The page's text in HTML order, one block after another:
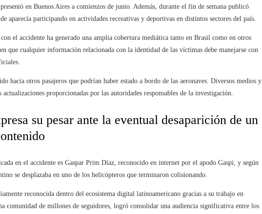
en Buenos Aires a comienzos de junio. Además, durante el fin de semana publicó
aparecía participando en actividades recreativas y deportivas en distintos sectores del país.
el accidente ha generado una amplia cobertura mediática tanto en Brasil como en otros
que cualquier información relacionada con la identidad de las víctimas debe manejarse con
hacia otros pasajeros que podrían haber estado a bordo de las aeronaves. Diversos medios y
proporcionadas por las autoridades responsables de la investigación.
su pesar ante la eventual desaparición de un
en el accidente es Gaspar Prim Díaz, reconocido en internet por el apodo Gaspi, y según
se desplazaba en uno de los helicópteros que terminaron colisionando.
reconocida dentro del ecosistema digital latinoamericano gracias a su trabajo en
comunidad de millones de seguidores, logró consolidar una audiencia significativa entre los